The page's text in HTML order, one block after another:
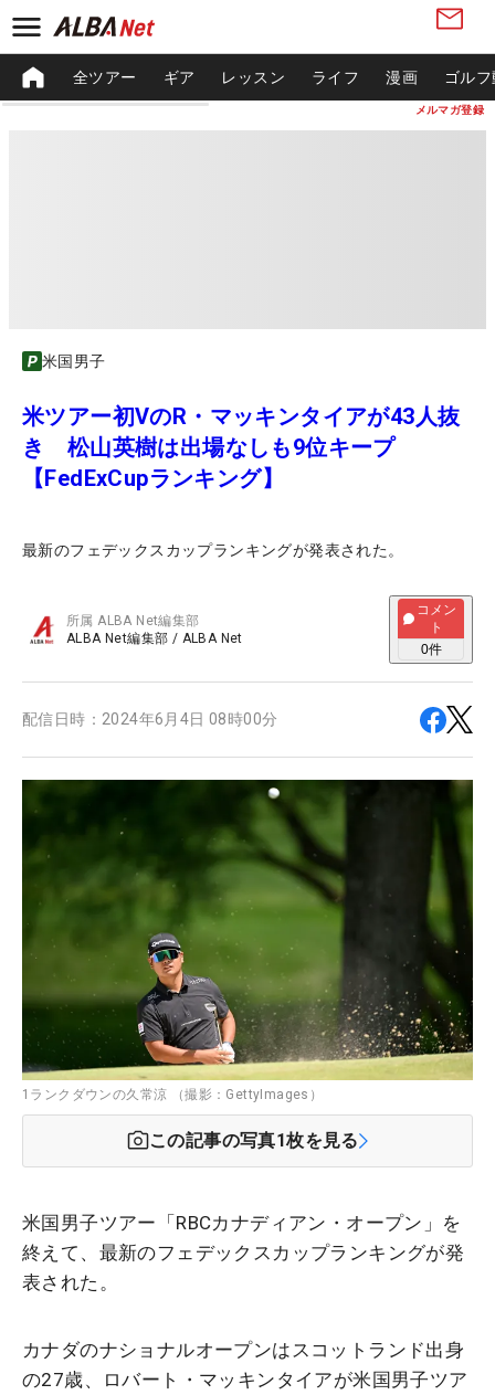
メルマガ登録
全ツアー ギア レッスン ライフ 漫画 ゴル
米国男子
米ツアー初VのR・マッキンタイアが43人抜
き 松山英樹は出場なしも9位キープ
【FedExCupランキング】
最新のフェデックスカップランキングが発表された。
所属ALBA Net編集部
ALBA Net編集部 / ALBA Net
コメン
ト
0件
配信日時： 2024年6月4日 08時00分
1ランクダウンの久常涼 （撮影：GettyImages）
この記事の写真1枚を見る
米国男子ツアー「RBCカナディアン・オープン 」を
終えて、最新のフェデックスカップランキングが発
表された。
カナダのナショナルオープンはスコットランド出身
の27歳、ロバート・マッキンタイアが米国男子ツア